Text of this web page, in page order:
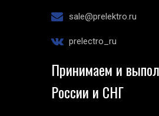
sale@prelektro.ru
prelectro_ru
Принимаем и
России и СНГ